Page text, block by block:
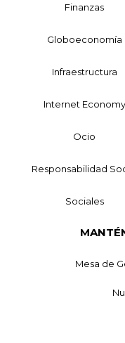
Finanzas
Globoeconomía
Infraestructura
Internet Economy
Ocio
Responsabilidad
Sociales
Mesa de